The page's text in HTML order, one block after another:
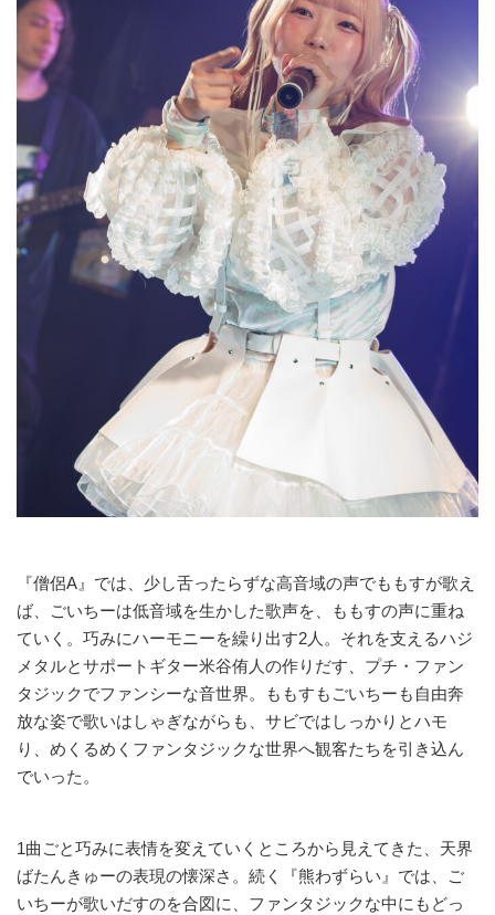
『僧侶A』では、少し舌ったらずな高音域の声でももすが歌え
ば、ごいちーは低音域を生かした歌声を、ももすの声に重ね
ていく。巧みにハーモニーを繰り出す2人。それを支えるハジ
メタルとサポートギター米谷侑人の作りだす、プチ・ファン
タジックでファンシーな音世界。ももすもごいちーも自由奔
放な姿で歌いはしゃぎながらも、サビではしっかりとハモ
り、めくるめくファンタジックな世界へ観客たちを引き込ん
でいった。
1曲ごと巧みに表情を変えていくところから見えてきた、天界
ばたんきゅーの表現の懐深さ。続く『熊わずらい』では、ご
いちーが歌いだすのを合図に、ファンタジックな中にもどっ